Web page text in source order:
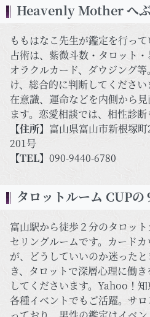
Heavenly Mother へ
ももはなこ先生が鑑定を行っ
占術は、紫微斗数・タロット
オラクルカード、ダウジング
け、総合的に判断してくださ
在意識、運命などを内側から
ます。恋愛相談では、相性診断
【住所】 富山県富山市新根塚
201号
【TEL】 090-9440-6780
タロットルーム CUPの
富山駅から徒歩２分のタロッ
セリングルームです。カード
が、どうしていいのか迷った
き、タロットで深層心理に働
してくださいます。Yahoo！知
各種イベントでもご活躍。サ